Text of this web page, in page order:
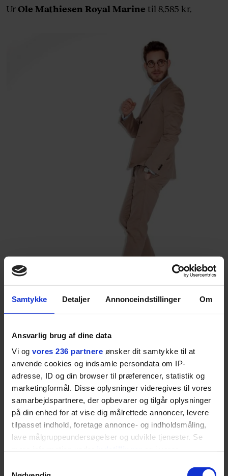
Samtykke Detaljer Annonceindstillinger Om
Ansvarlig brug af dine data
Vi og vores 236 partnere ønsker dit samtykke til at
anvende cookies og indsamle persondata om IP-
adresse, ID og din browser til præferencer, statistik og
marketingformål. Disse oplysninger videregives til vores
samarbejdspartnere, der opbevarer og tilgår oplysninger
på din enhed for at vise dig målrettede annoncer, levere
tilpasset indhold, foretage annonce- og indholdsmåling,
lave målgruppeundersøgelser og udvikle tjenester. Se
tilbage eller ændre indstillinger fra vores
UrOle Mathiesen Royal Marine til 8.585 kr.
Jakkesæt COS
bukserne.
SkjortePenfieldtil 699 kr.